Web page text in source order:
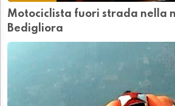
Motociclista fuori strada nella
Bedigliora